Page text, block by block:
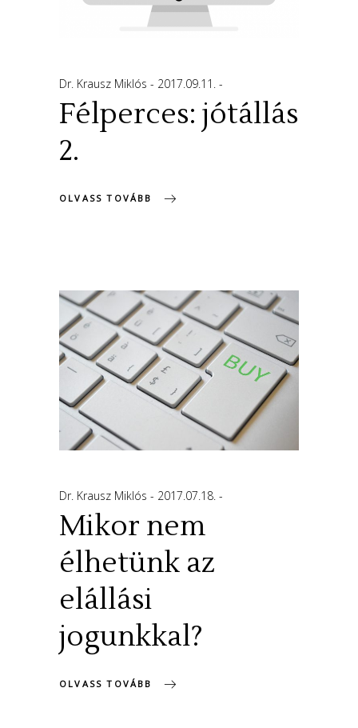
Dr. Krausz Miklós 2017.09.11.
Félperces: jótállás
2.
OLVASS TOVÁBB
Dr. Krausz Miklós 2017.07.18.
Mikor nem
élhetünk az
elállási
jogunkkal?
OLVASS TOVÁBB